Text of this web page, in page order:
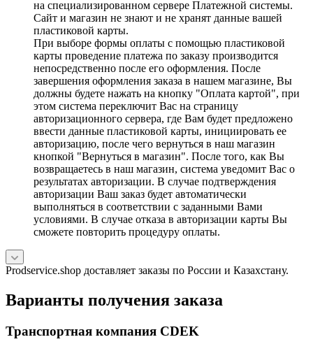
на специализированном сервере Платежной системы.
Сайт и магазин не знают и не хранят данные вашей
пластиковой карты.
При выборе формы оплаты с помощью пластиковой
карты проведение платежа по заказу производится
непосредственно после его оформления. После
завершения оформления заказа в нашем магазине, Вы
должны будете нажать на кнопку "Оплата картой", при
этом система переключит Вас на страницу
авторизационного сервера, где Вам будет предложено
ввести данные пластиковой карты, инициировать ее
авторизацию, после чего вернуться в наш магазин
кнопкой "Вернуться в магазин". После того, как Вы
возвращаетесь в наш магазин, система уведомит Вас о
результатах авторизации. В случае подтверждения
авторизации Ваш заказ будет автоматически
выполняться в соответствии с заданными Вами
условиями. В случае отказа в авторизации карты Вы
сможете повторить процедуру оплаты.
Prodservice.shop доставляет заказы по России и Казахстану.
Варианты получения заказа
Транспортная компания CDEK